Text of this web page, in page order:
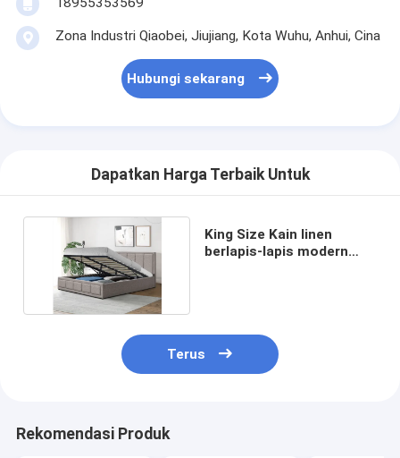
Zona Industri Qiaobei, Jiujiang, Kota Wuhu, Anhui, Cina
Hubungi sekarang
Dapatkan Harga Terbaik Untuk
King Size Kain linen
berlapis-lapis modern
Terus
Rekomendasi Produk